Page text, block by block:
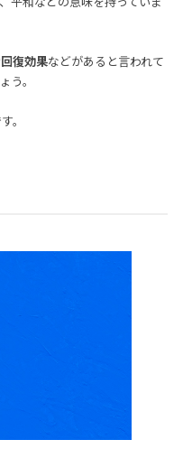
復効果などがあると言われて
う。
。